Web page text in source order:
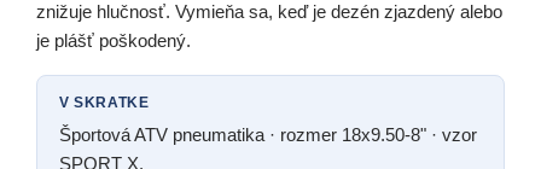
znižuje hlučnosť. Vymieňa sa, keď je dezén zjazdený alebo
je plášť poškodený.
V SKRATKE
Športová ATV pneumatika · rozmer 18x9.50-8" · vzor
SPORT X.